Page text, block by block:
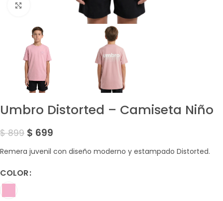
Amplía la Imagen
Umbro Distorted – Camiseta Niño
$899 $ 699
Remera juvenil con diseño moderno y estampado Distorted.
COLOR